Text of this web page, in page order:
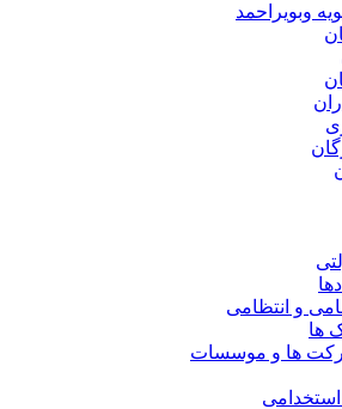
وبویراحمد
و انتظامی
ها
ها و موسسات